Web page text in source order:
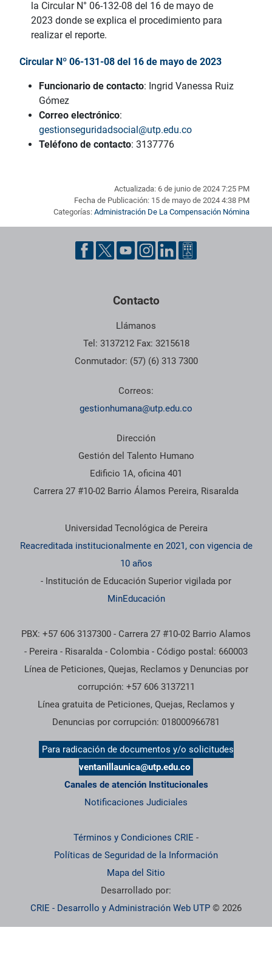
la Circular N° 06-132-08 del 16 de mayo de
2023 donde se explica el procedimiento para
realizar el reporte.
Circular Nº 06-131-08 del 16 de mayo de 2023
Funcionario de contacto: Ingrid Vanessa Ruiz
Gómez
Correo electrónico:
gestionseguridadsocial@utp.edu.co
Teléfono de contacto: 3137776
Actualizada: 6 de junio de 2024 7:25 PM
Fecha de Publicación: 15 de mayo de 2024 4:38 PM
Categorías: Administración De La Compensación Nómina
Pie de página con información de contacto, redes sociales y
Contacto
Llámanos
Tel: 3137212 Fax: 3215618
Conmutador: (57) (6) 313 7300
Correos:
gestionhumana@utp.edu.co
Dirección
Gestión del Talento Humano
Edificio 1A, oficina 401
Carrera 27 #10-02 Barrio Álamos Pereira, Risaralda
Información institucional
Universidad Tecnológica de Pereira
Reacreditada institucionalmente en 2021, con vigencia de
10 años
- Institución de Educación Superior vigilada por
MinEducación
PBX: +57 606 3137300 - Carrera 27 #10-02 Barrio Alamos
- Pereira - Risaralda - Colombia - Código postal: 660003
Línea de Peticiones, Quejas, Reclamos y Denuncias por
corrupción: +57 606 3137211
Línea gratuita de Peticiones, Quejas, Reclamos y
Denuncias por corrupción: 018000966781
Para radicación de documentos y/o solicitudes
ventanillaunica@utp.edu.co
Canales de atención Institucionales
Notificaciones Judiciales
Términos y Condiciones CRIE -
Políticas de Seguridad de la Información
Mapa del Sitio
Desarrollado por:
CRIE - Desarrollo y Administración Web UTP © 2026